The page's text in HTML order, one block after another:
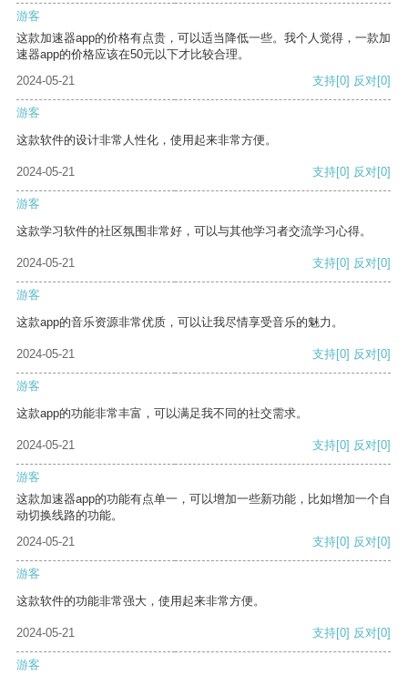
游客
这款加速器app的价格有点贵，可以适当降低一些。我个人觉得，一款加
速器app的价格应该在50元以下才比较合理。
2024-05-21
支持[0] 反对[0]
游客
这款软件的设计非常人性化，使用起来非常方便。
2024-05-21 支持[0] 反对[0]
游客
这款学习软件的社区氛围非常好，可以与其他学习者交流学习心得。
2024-05-21 支持[0] 反对[0]
游客
这款app的音乐资源非常优质，可以让我尽情享受音乐的魅力。
2024-05-21 支持[0] 反对[0]
游客
这款app的功能非常丰富，可以满足我不同的社交需求。
2024-05-21 支持[0] 反对[0]
游客
这款加速器app的功能有点单一，可以增加一些新功能，比如增加一个自
动切换线路的功能。
2024-05-21
支持[0] 反对[0]
游客
这款软件的功能非常强大，使用起来非常方便。
2024-05-21 支持[0] 反对[0]
游客